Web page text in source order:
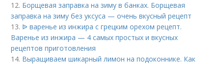
12. Борщевая заправка на зиму в банках. Борщевая
заправка на зиму без уксуса — очень вкусный рецепт
13. ᐉ варенье из инжира с грецким орехом рецепт.
Варенье из инжира — 4 самых простых и вкусных
рецептов приготовления
14. Выращиваем шикарный лимон на подоконнике. Как